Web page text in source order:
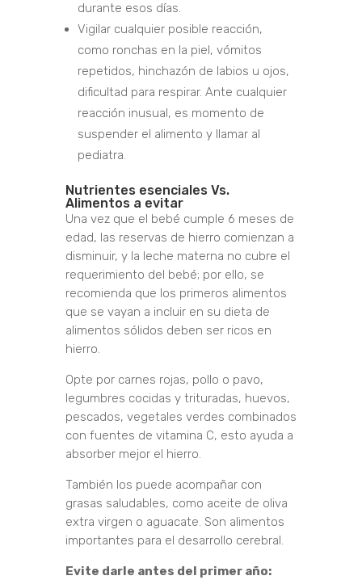
durante esos días.
Vigilar cualquier posible reacción,
como ronchas en la piel, vómitos
repetidos, hinchazón de labios u ojos,
dificultad para respirar. Ante cualquier
reacción inusual, es momento de
suspender el alimento y llamar al
pediatra.
Nutrientes esenciales Vs.
Alimentos a evitar
Una vez que el bebé cumple 6 meses de
edad, las reservas de hierro comienzan a
disminuir, y la leche materna no cubre el
requerimiento del bebé; por ello, se
recomienda que los primeros alimentos
que se vayan a incluir en su dieta de
alimentos sólidos deben ser ricos en
hierro.
Opte por carnes rojas, pollo o pavo,
legumbres cocidas y trituradas, huevos,
pescados, vegetales verdes combinados
con fuentes de vitamina C, esto ayuda a
absorber mejor el hierro.
También los puede acompañar con
grasas saludables, como aceite de oliva
extra virgen o aguacate. Son alimentos
importantes para el desarrollo cerebral.
Evite darle antes del primer año: